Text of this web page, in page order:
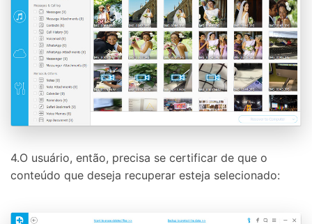
4.O usuário, então, precisa se certificar de que o
conteúdo que deseja recuperar esteja selecionado: